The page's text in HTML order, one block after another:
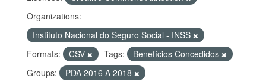
Organizations:
Instituto Nacional do Seguro Social - INSS
Formats:
CSV Tags:
Benefícios Concedidos
Groups:
PDA 2016 A 2018